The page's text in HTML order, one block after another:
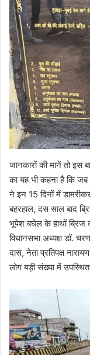
जानकारों की मानें तो इस
का यह भी कहना है कि जब
ने इन 15 दिनों में
बहरहाल, दस साल बाद
भूपेश बघेल के हाथों ब्रिज
विधानसभा अध्यक्ष डॉ.
दास, नेता प्रतिपक्ष
लोग बड़ी संख्या में